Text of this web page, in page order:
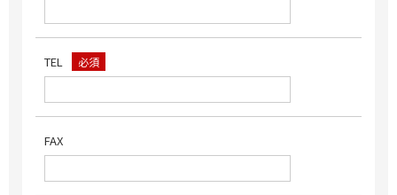
TEL 必須
FAX